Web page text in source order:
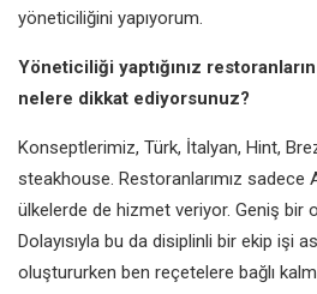
yöneticiliğini yapıyorum.
Yöneticiliği yaptığınız
nelere dikkat ediyorsunuz?
Konseptlerimiz, Türk, İtalyan, Hint,
steakhouse. Restoranlarımız sadece
ülkelerde de hizmet veriyor. Geniş bir
Dolayısıyla bu da disiplinli bir ekip işi
oluştururken ben reçetelere bağlı